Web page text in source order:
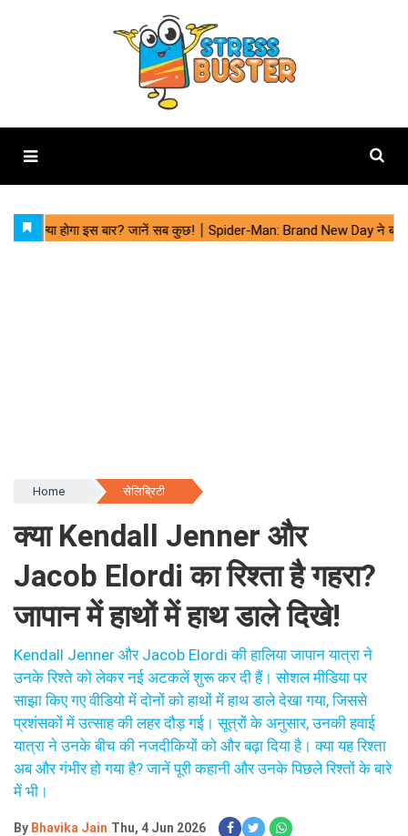
Home सेलिब्रिटी
क्या Kendall Jenner और
Jacob Elordi का रिश्ता है गहरा?
जापान में हाथों में हाथ डाले दिखे!
Kendall Jenner और Jacob Elordi की हालिया जापान यात्रा ने
उनके रिश्ते को लेकर नई अटकलें शुरू कर दी हैं। सोशल मीडिया पर
साझा किए गए वीडियो में दोनों को हाथों में हाथ डाले देखा गया, जिससे
प्रशंसकों में उत्साह की लहर दौड़ गई। सूत्रों के अनुसार, उनकी हवाई
यात्रा ने उनके बीच की नजदीकियों को और बढ़ा दिया है। क्या यह रिश्ता
अब और गंभीर हो गया है? जानें पूरी कहानी और उनके पिछले रिश्तों के बारे
में भी।
By Bhavika Jain Thu, 4 Jun 2026